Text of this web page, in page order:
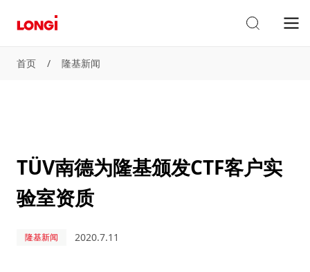
首页 / 隆基新闻
TÜV南德为隆基颁发CTF客户实
验室资质
隆基新闻 2020.7.11